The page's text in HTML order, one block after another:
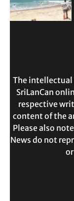
The
SriLanCan
respective
content of the
Please also
News do not